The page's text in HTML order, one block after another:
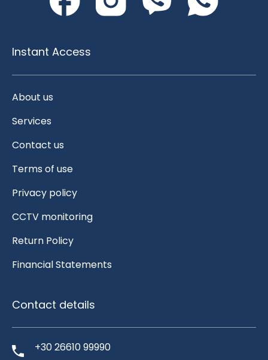
Instant Access
About us
Services
Contact us
Terms of use
Privacy policy
CCTV monitoring
Return Policy
Financial Statements
Contact details
+30 26610 99990